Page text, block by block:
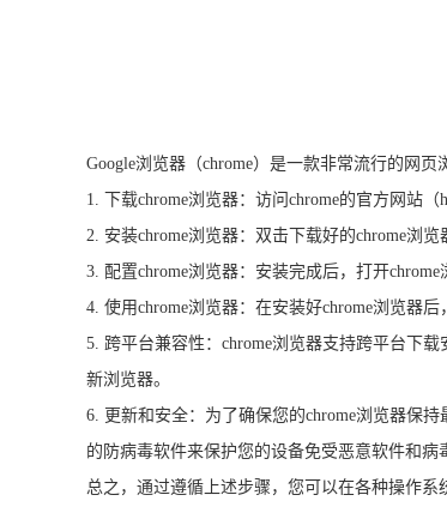
Google浏览器（chrome）是一款非常流行的网
1. 下载chrome浏览器：访问chrome的官方网站
2. 安装chrome浏览器：双击下载好的chrome浏
3. 配置chrome浏览器：安装完成后，打开
4. 使用chrome浏览器：在安装好chrome浏览器
5. 跨平台兼容性：chrome浏览器支持跨平台下
新浏览器。
6. 更新和安全：为了确保您的chrome浏览器保
的防病毒软件来保护您的设备免受恶意软件和病
总之，通过遵循上述步骤，您可以在各种操作系